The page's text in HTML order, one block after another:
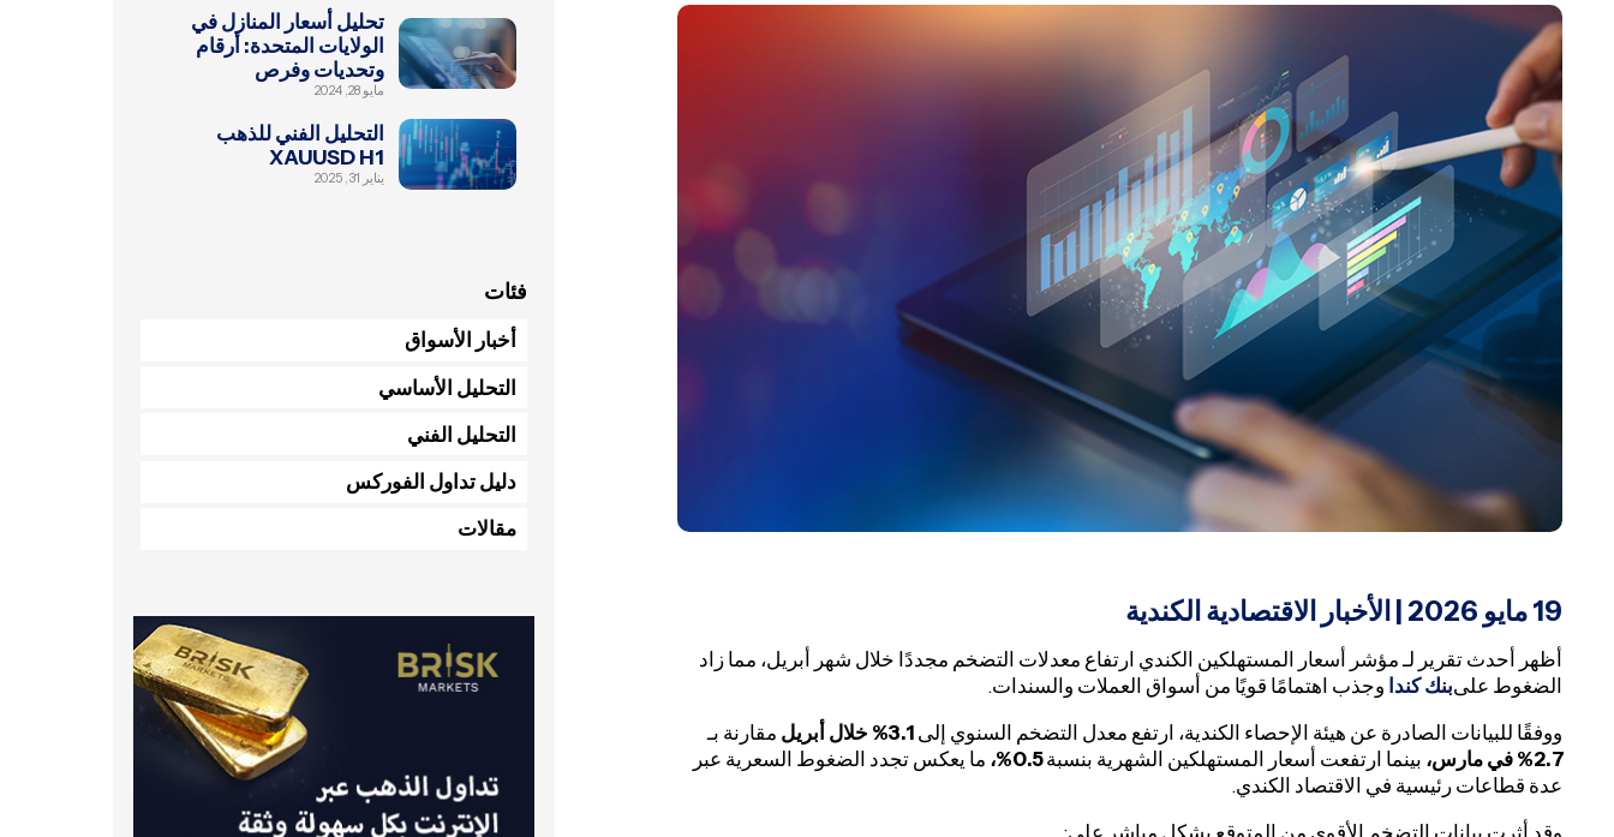
19مايو 2026 | الأخبار الاقتصادية الكندية
أظهر أحدث تقرير لـ مؤشر أسعار المستهلكين الكندي ارتفاع معدلات التضخم مجددًا خلال شهر أبريل، مما زاد
الضغوط علىبنك كندا وجذب اهتمامًا قويًا من أسواق العملات والسندات.
ووفقًا للبيانات الصادرة عن هيئة الإحصاء الكندية، ارتفع معدل التضخم السنوي إلى 3.1% خلال أبريل
مقارنة بـ
2.7% في مارس،
بينما ارتفعت أسعار المستهلكين الشهرية بنسبة0.5%،
ما يعكس تجدد الضغوط السعرية عبر
عدة قطاعات رئيسية في الاقتصاد الكندي.
وقد أثرت بيانات التضخم الأقوى من المتوقع بشكل مباشر على:
تحليل أسعار المنازل في
الولايات المتحدة: أرقام
وتحديات وفرص
مايو 28, 2024
التحليل الفني للذهب
XAUUSD H1
يناير 31, 2025
فئات
أخبار الأسواق
التحليل الأساسي
التحليل الفني
دليل تداول الفوركس
مقالات